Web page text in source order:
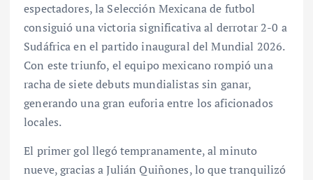
espectadores, la Selección Mexicana de futbol
consiguió una victoria significativa al derrotar 2-0 a
Sudáfrica en el partido inaugural del Mundial 2026.
Con este triunfo, el equipo mexicano rompió una
racha de siete debuts mundialistas sin ganar,
generando una gran euforia entre los aficionados
locales.
El primer gol llegó tempranamente, al minuto
nueve, gracias a Julián Quiñones, lo que tranquilizó